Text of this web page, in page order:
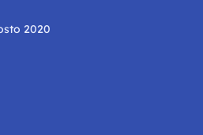
2020